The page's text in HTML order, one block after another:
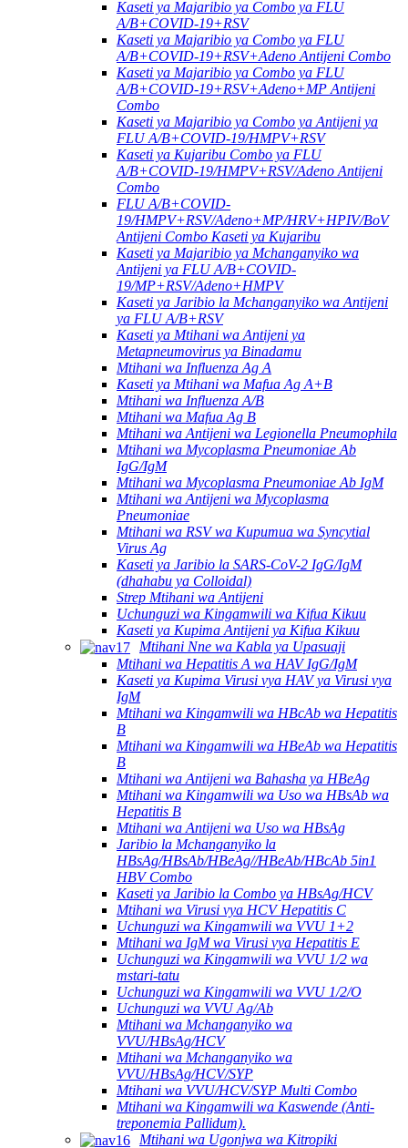
Kaseti ya Majaribio ya Combo ya FLU
A/B+COVID-19+RSV
Kaseti ya Majaribio ya Combo ya FLU
A/B+COVID-19+RSV+Adeno Antijeni Combo
Kaseti ya Majaribio ya Combo ya FLU
A/B+COVID-19+RSV+Adeno+MP Antijeni
Combo
Kaseti ya Majaribio ya Combo ya Antijeni ya
FLU A/B+COVID-19/HMPV+RSV
Kaseti ya Kujaribu Combo ya FLU
A/B+COVID-19/HMPV+RSV/Adeno Antijeni
Combo
FLU A/B+COVID-
19/HMPV+RSV/Adeno+MP/HRV+HPIV/BoV
Antijeni Combo Kaseti ya Kujaribu
Kaseti ya Majaribio ya Mchanganyiko wa
Antijeni ya FLU A/B+COVID-
19/MP+RSV/Adeno+HMPV
Kaseti ya Jaribio la Mchanganyiko wa Antijeni
ya FLU A/B+RSV
Kaseti ya Mtihani wa Antijeni ya
Metapneumovirus ya Binadamu
Mtihani wa Influenza Ag A
Kaseti ya Mtihani wa Mafua Ag A+B
Mtihani wa Influenza A/B
Mtihani wa Mafua Ag B
Mtihani wa Antijeni wa Legionella Pneumophila
Mtihani wa Mycoplasma Pneumoniae Ab
IgG/IgM
Mtihani wa Mycoplasma Pneumoniae Ab IgM
Mtihani wa Antijeni wa Mycoplasma
Pneumoniae
Mtihani wa RSV wa Kupumua wa Syncytial
Virus Ag
Kaseti ya Jaribio la SARS-CoV-2 IgG/IgM
(dhahabu ya Colloidal)
Strep Mtihani wa Antijeni
Uchunguzi wa Kingamwili wa Kifua Kikuu
Kaseti ya Kupima Antijeni ya Kifua Kikuu
Mtihani Nne wa Kabla ya Upasuaji
Mtihani wa Hepatitis A wa HAV IgG/IgM
Kaseti ya Kupima Virusi vya HAV ya Virusi vya
IgM
Mtihani wa Kingamwili wa HBcAb wa Hepatitis
B
Mtihani wa Kingamwili wa HBeAb wa Hepatitis
B
Mtihani wa Antijeni wa Bahasha ya HBeAg
Mtihani wa Kingamwili wa Uso wa HBsAb wa
Hepatitis B
Mtihani wa Antijeni wa Uso wa HBsAg
Jaribio la Mchanganyiko la
HBsAg/HBsAb/HBeAg//HBeAb/HBcAb 5in1
HBV Combo
Kaseti ya Jaribio la Combo ya HBsAg/HCV
Mtihani wa Virusi vya HCV Hepatitis C
Uchunguzi wa Kingamwili wa VVU 1+2
Mtihani wa IgM wa Virusi vya Hepatitis E
Uchunguzi wa Kingamwili wa VVU 1/2 wa
mstari-tatu
Uchunguzi wa Kingamwili wa VVU 1/2/O
Uchunguzi wa VVU Ag/Ab
Mtihani wa Mchanganyiko wa
VVU/HBsAg/HCV
Mtihani wa Mchanganyiko wa
VVU/HBsAg/HCV/SYP
Mtihani wa VVU/HCV/SYP Multi Combo
Mtihani wa Kingamwili wa Kaswende (Anti-
treponemia Pallidum).
Mtihani wa Ugonjwa wa Kitropiki